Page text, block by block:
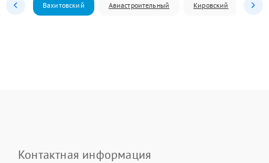
Вахитовский Авиастроительный Кировский
Контактная информация